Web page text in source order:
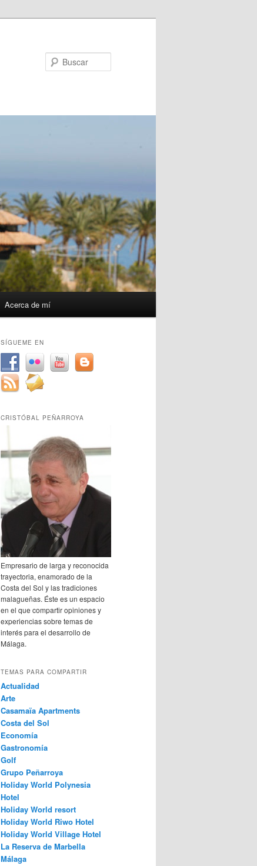
Acerca de mí
SÍGUEME EN
CRISTÓBAL PEÑARROYA
Empresario de larga y reconocida
trayectoria, enamorado de la
Costa del Sol y las tradiciones
malagueñas. Éste es un espacio
en el que compartir opiniones y
experiencias sobre temas de
interés para el desarrollo de
Málaga.
TEMAS PARA COMPARTIR
Actualidad
Arte
Casamaïa Apartments
Costa del Sol
Economía
Gastronomía
Golf
Grupo Peñarroya
Holiday World Polynesia
Hotel
Holiday World resort
Holiday World Riwo Hotel
Holiday World Village Hotel
La Reserva de Marbella
Málaga